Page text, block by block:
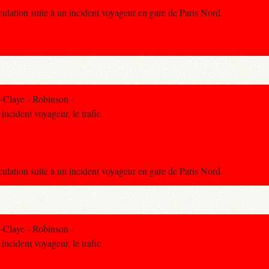
suite à un incident voyageur en gare de Paris Nord.
- Robinson -
voyageur, le trafic
suite à un incident voyageur en gare de Paris Nord.
- Robinson -
voyageur, le trafic